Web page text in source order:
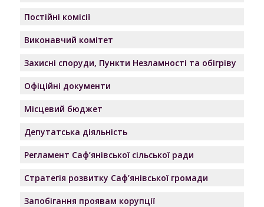
Постійні комісії
Виконавчий комітет
Захисні споруди, Пункти Незламності та обігріву
Офіційні документи
Місцевий бюджет
Депутатська діяльність
Регламент Саф’янівської сільської ради
Стратегія розвитку Саф’янівської громади
Запобігання проявам корупції